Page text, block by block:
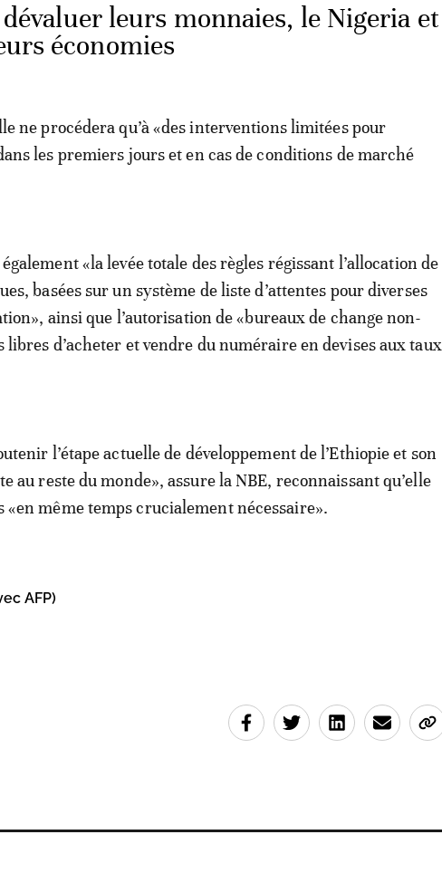
leurs monnaies, le Nigeria et
économies
ne procédera qu’à «des interventions limitées pour
les premiers jours et en cas de conditions de marché
«la levée totale des règles régissant l’allocation de
basées sur un système de liste d’attentes pour diverses
ainsi que l’autorisation de «bureaux de change non-
libres d’acheter et vendre du numéraire en devises aux taux
l’étape actuelle de développement de l’Ethiopie et son
au reste du monde», assure la NBE, reconnaissant qu’elle
«en même temps crucialement nécessaire».
AFP)